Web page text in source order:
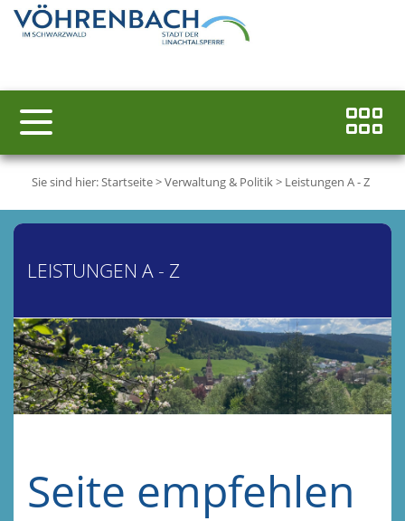
Sie sind hier:Startseite>Verwaltung & Politik> Leistungen A - Z
LEISTUNGEN A - Z
Seite empfehlen